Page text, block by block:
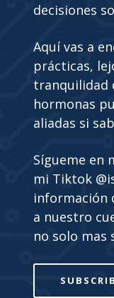
decisiones
Aquí vas a
prácticas,
tranquilidad
hormonas
aliadas si
Sígueme en
mi Tiktok
información
a nuestro
no solo mas